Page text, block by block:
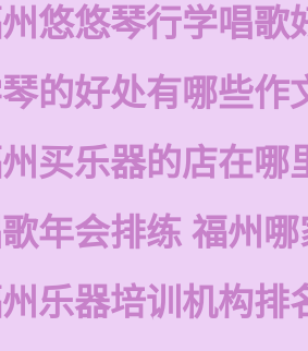
悠悠琴行学唱歌
的好处有哪些作
买乐器的店在哪
年会排练 福州
乐器培训机构排